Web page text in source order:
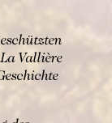
Vallière